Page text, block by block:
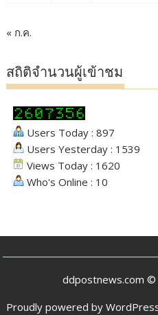
« ก.ค.
สถิติจำนวนผู้เข้าชม
Users Today : 897
Users Yesterday : 1539
Views Today : 1620
Who's Online : 10
ddpostnews.com
Proudly powered by